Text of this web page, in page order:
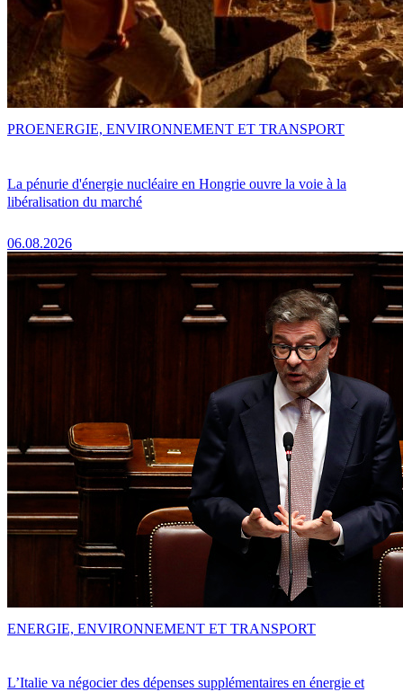
La pénurie d'énergie nucléaire en Hongrie ouvre la voie à la
libéralisation du marché
06.08.2026
PROENERGIE, ENVIRONNEMENT ET TRANSPORT
L’Italie va négocier des dépenses supplémentaires en énergie et
ENERGIE, ENVIRONNEMENT ET TRANSPORT